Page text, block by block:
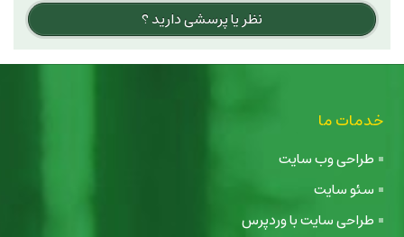
نظر یا پرسشی دارید ؟
خدمات ما
طراحی وب سایت
سئو سایت
طراحی سایت با وردپرس